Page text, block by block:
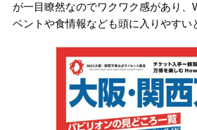
が一目瞭然なのでワクワク感があり、
ベントや食情報なども頭に入りやすい